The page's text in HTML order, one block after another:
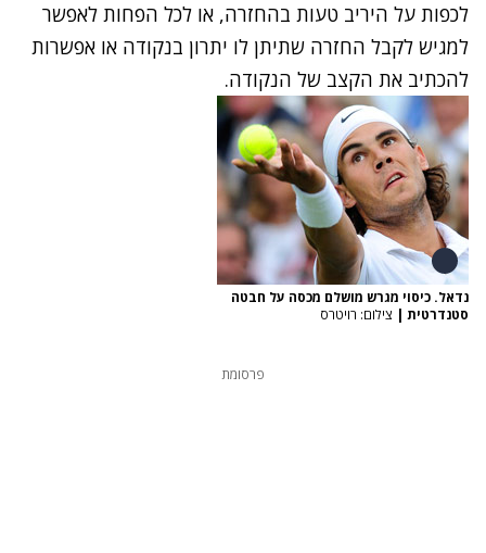
לכפות על היריב טעות בהחזרה, או לכל הפחות לאפשר
למגיש לקבל החזרה שתיתן לו יתרון בנקודה או אפשרות
להכתיב את הקצב של הנקודה.
נדאל. כיסוי מגרש מושלם מכסה על חבטה
סטנדרטית | צילום: רויטרס
פרסומת